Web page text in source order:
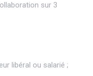
sur 3
libéral ou salarié ;